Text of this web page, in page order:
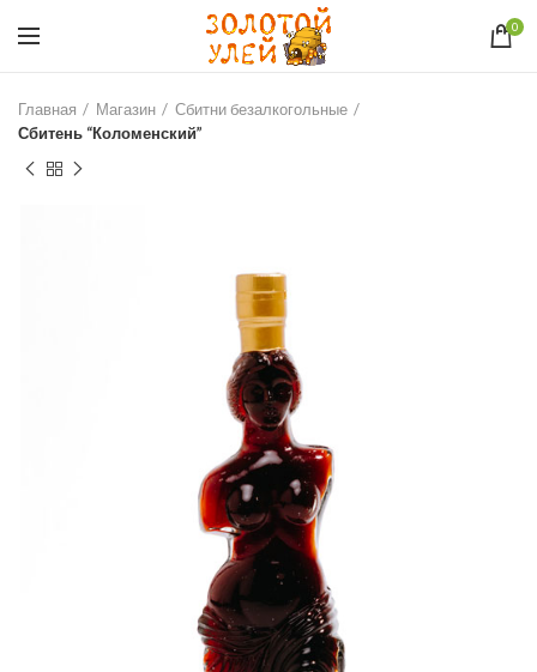
0
Главная Магазин
Сбитни безалкогольные
Сбитень “Коломенский”